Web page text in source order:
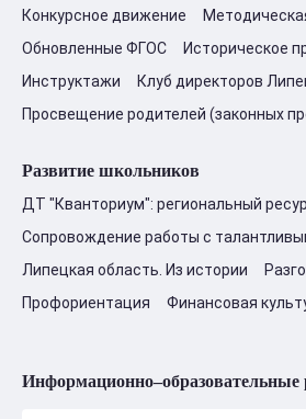
Конкурсное движение
Обновленные ФГОС
Историческое
Инструктажи
Клуб директоров
Просвещение родителей (законных
Развитие школьников
ДТ "Кванториум": региональный
Сопровождение работы с
Липецкая область. Из истории
Профориентация
Финансовая
Информационно–образовательные